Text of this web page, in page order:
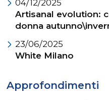
04/12/2025
Artisanal evolution:
donna
23/06/2025
White Milano
Approfondimenti